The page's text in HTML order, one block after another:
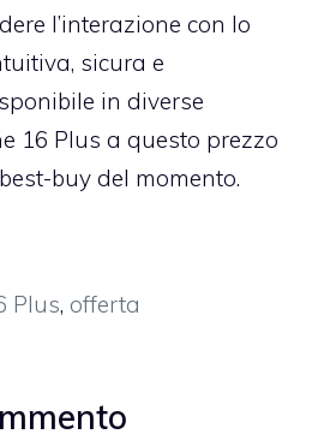
l’interazione con lo
sicura e
in diverse
16 Plus a questo prezzo
buy del momento.
Plus, offerta